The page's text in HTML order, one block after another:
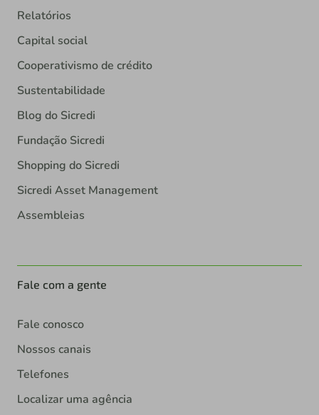
Relatórios
Capital social
Cooperativismo de crédito
Sustentabilidade
Blog do Sicredi
Fundação Sicredi
Shopping do Sicredi
Sicredi Asset Management
Assembleias
Fale com a gente
Fale conosco
Nossos canais
Telefones
Localizar uma agência